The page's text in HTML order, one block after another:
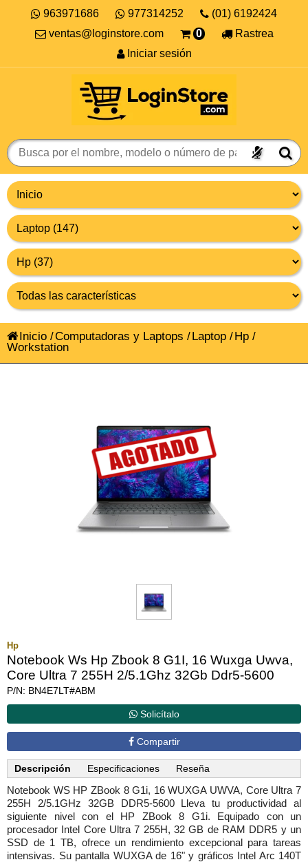
963971686 977314252
(01) 6192424
ventas@loginstore.com
0
Rastrea
Iniciar sesión
Inicio /Computadoras y Laptops /Laptop /Hp /
Workstation
Hp
Notebook Ws Hp Zbook 8 G1I, 16 Wuxga Uwva,
Core Ultra 7 255H 2/5.1Ghz 32Gb Ddr5-5600
P/N: BN4E7LT#ABM
Solicítalo
Compartir
Descripción Especificaciones Reseña
Notebook WS HP ZBook 8 G1i, 16 WUXGA UWVA, Core Ultra 7
255H 2/5.1GHz 32GB DDR5-5600 Lleva tu productividad al
siguiente nivel con el HP ZBook 8 G1i. Equipado con un
procesador Intel Core Ultra 7 255H, 32 GB de RAM DDR5 y un
SSD de 1 TB, ofrece un rendimiento excepcional para tareas
intensivas. Su pantalla WUXGA de 16" y gráficos Intel Arc 140T